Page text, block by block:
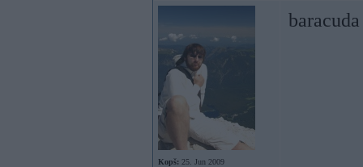
Kopš: 25. Jun 2009